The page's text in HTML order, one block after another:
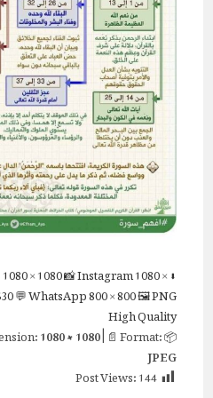
⬇ Original
1080 × 1080📸 Instagram1080 ×
💬 WhatsApp800 × 800🖼 PNG
High Quality
📦 Size:
1080 × 1080| 📄 Format:
JPEG
Post Views:144